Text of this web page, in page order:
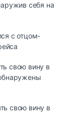
себя на
с отцом-
свою вину в
свою вину в